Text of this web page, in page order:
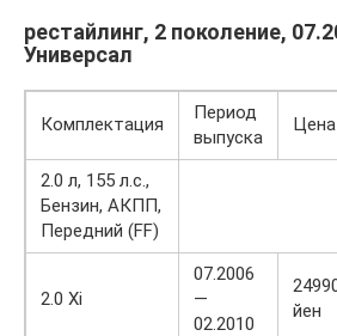
рестайлинг, 2 поколение,
Универсал
Комплектация
Период
выпуска
Цена
2.0 л, 155 л.с.,
Бензин, АКПП,
Передний (FF)
2.0 Xi
07.2006
—
02.2010
йен